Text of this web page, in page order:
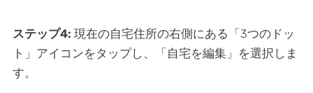
ステップ4: 現在の自宅住所の右側にある「3つのドッ
ト」アイコンをタップし、「自宅を編集」を選択しま
す。